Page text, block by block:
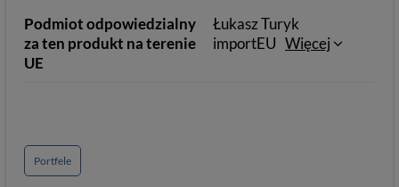
Podmiot odpowiedzialny
za ten produkt na terenie
UE
Łukasz Turyk
importEU Więcej
Portfele